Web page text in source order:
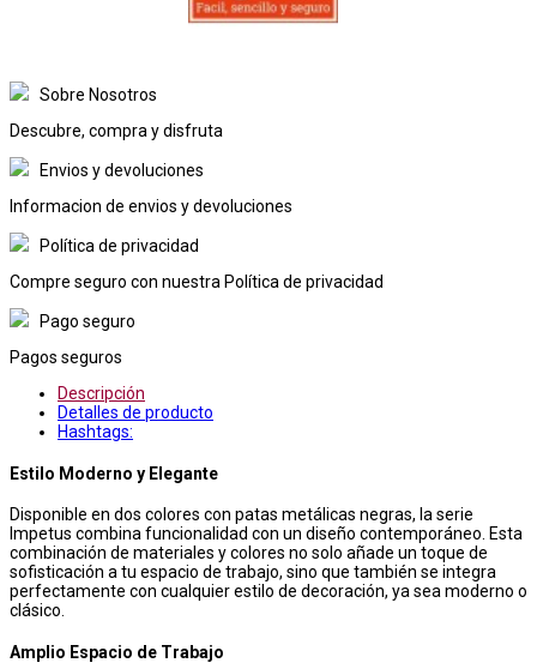
Sobre Nosotros
Descubre, compra y disfruta
Envios y devoluciones
Informacion de envios y devoluciones
Política de privacidad
Compre seguro con nuestra Política de privacidad
Pago seguro
Pagos seguros
Descripción
Detalles de producto
Hashtags:
Estilo Moderno y Elegante
Disponible en dos colores con patas metálicas negras, la serie
Impetus combina funcionalidad con un diseño contemporáneo. Esta
combinación de materiales y colores no solo añade un toque de
sofisticación a tu espacio de trabajo, sino que también se integra
perfectamente con cualquier estilo de decoración, ya sea moderno o
clásico.
Amplio Espacio de Trabajo